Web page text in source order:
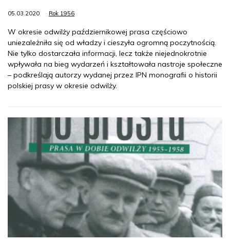
05.03.2020 Rok 1956
W okresie odwilży październikowej prasa częściowo
uniezależniła się od władzy i cieszyła ogromną poczytnością.
Nie tylko dostarczała informacji, lecz także niejednokrotnie
wpływała na bieg wydarzeń i kształtowała nastroje społeczne
– podkreślają autorzy wydanej przez IPN monografii o historii
polskiej prasy w okresie odwilży.